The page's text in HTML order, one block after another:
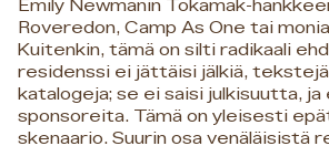
Emily Newmanin Tokamak-
Roveredon, Camp As One tai
Kuitenkin, tämä on silti radikaali
residenssi ei jättäisi jälkiä,
katalogeja; se ei saisi julkisuutta, ja
sponsoreita. Tämä on yleisesti
skenaario. Suurin osa venäläisistä